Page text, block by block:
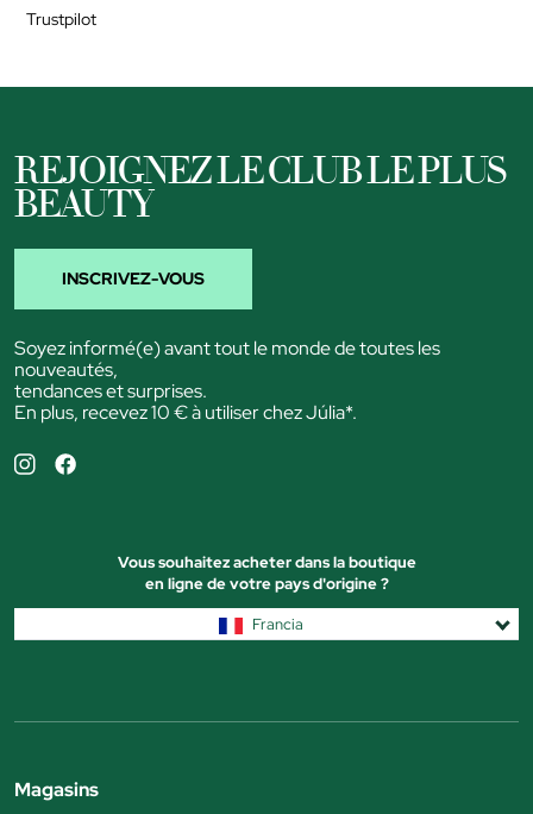
Trustpilot
REJOIGNEZ LE CLUB LE PLUS
BEAUTY
INSCRIVEZ-VOUS
Soyez informé(e) avant tout le monde de toutes les
nouveautés,
tendances et surprises.
En plus, recevez 10 € à utiliser chez Júlia*.
Vous souhaitez acheter dans la boutique
en ligne de votre pays d'origine ?
Francia
Magasins